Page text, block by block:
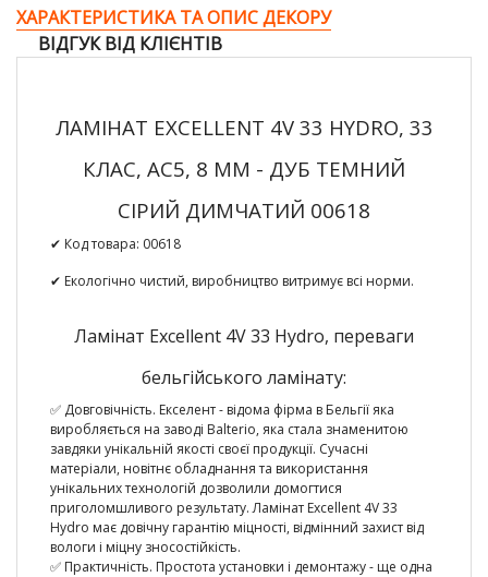
ХАРАКТЕРИСТИКА ТА ОПИС ДЕКОРУ
ВІДГУК ВІД КЛІЄНТІВ
ЛАМІНАТ EXCELLENT 4V 33 HYDRO, 33
КЛАС, AC5, 8 ММ - ДУБ ТЕМНИЙ
СІРИЙ ДИМЧАТИЙ 00618
✔ Код товара: 00618
✔ Екологічно чистий, виробництво витримує всі норми.
Ламінат Excellent 4V 33 Hydro, переваги
бельгійського ламінату:
✅ Довговічність. Екселент - відома фірма в Бельгії яка
виробляється на заводі Balterio, яка стала знаменитою
завдяки унікальній якості своєї продукції. Сучасні
матеріали, новітнє обладнання та використання
унікальних технологій дозволили домогтися
приголомшливого результату. Ламінат Excellent 4V 33
Hydro має довічну гарантію міцності, відмінний захист від
вологи і міцну зносостійкість.
✅ Практичність. Простота установки і демонтажу - ще одна